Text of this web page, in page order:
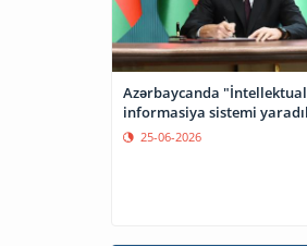
Azərbaycanda
informasiya sistemi
25-06-2026